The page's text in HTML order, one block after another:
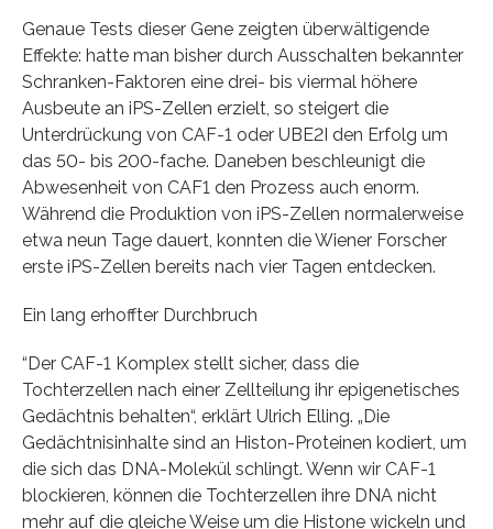
Genaue Tests dieser Gene zeigten überwältigende
Effekte: hatte man bisher durch Ausschalten bekannter
Schranken-Faktoren eine drei- bis viermal höhere
Ausbeute an iPS-Zellen erzielt, so steigert die
Unterdrückung von CAF-1 oder UBE2I den Erfolg um
das 50- bis 200-fache. Daneben beschleunigt die
Abwesenheit von CAF1 den Prozess auch enorm.
Während die Produktion von iPS-Zellen normalerweise
etwa neun Tage dauert, konnten die Wiener Forscher
erste iPS-Zellen bereits nach vier Tagen entdecken.
Ein lang erhoffter Durchbruch
“Der CAF-1 Komplex stellt sicher, dass die
Tochterzellen nach einer Zellteilung ihr epigenetisches
Gedächtnis behalten“, erklärt Ulrich Elling. „Die
Gedächtnisinhalte sind an Histon-Proteinen kodiert, um
die sich das DNA-Molekül schlingt. Wenn wir CAF-1
blockieren, können die Tochterzellen ihre DNA nicht
mehr auf die gleiche Weise um die Histone wickeln und